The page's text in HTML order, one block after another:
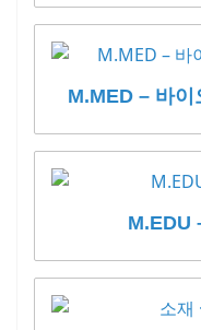
M.MED – 바이
M.EDU